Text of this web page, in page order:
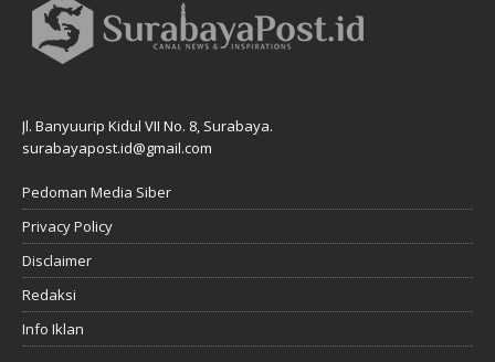
Jl. Banyuurip Kidul VII No. 8, Surabaya.
surabayapost.id@gmail.com
Pedoman Media Siber
Privacy Policy
Disclaimer
Redaksi
Info Iklan